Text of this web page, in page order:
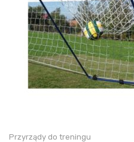
Przyrządy do treningu